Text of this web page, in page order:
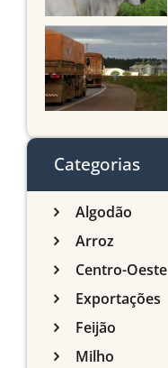
Categorias
Algodão
Arroz
Centro-Oeste
Exportações
Feijão
Milho